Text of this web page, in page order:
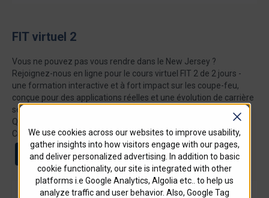
We use cookies across our websites to improve usability,
gather insights into how visitors engage with our pages,
and deliver personalized advertising. In addition to basic
cookie functionality, our site is integrated with other
platforms i.e Google Analytics, Algolia etc.. to help us
analyze traffic and user behavior. Also, Google Tag
FIT virtuel 2
Vous ne pouvez pas vous rendre dans le New Jersey ?
Rejoignez-nous en ligne pour le cours virtuel FIT 2 de 2 jours -
une formation interactive et à fort impact sur les coupe-feu,
conçue pour des applications réelles et une évolution de carrière
sérieuse.
Quand : Les 17 et 18 décembre 2025
Crédits réalisables : BICSI 6 CEC | AIA 8 LU/HSW
S'inscrire à ce webinaire